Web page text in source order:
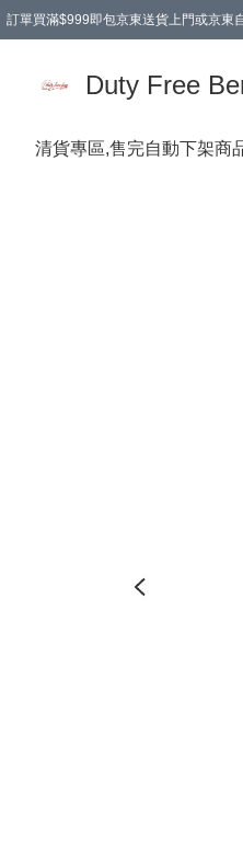
訂單買滿$999即包京東送貨上門或京東
Duty Free
清貨專區,售完自動下架商